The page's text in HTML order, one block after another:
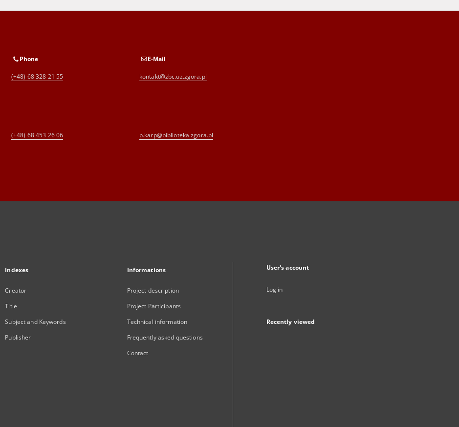
Phone
(+48) 68 328 21 55
E-Mail
kontakt@zbc.uz.zgora.pl
(+48) 68 453 26 06 p.karp@biblioteka.zgora.pl
Indexes
Creator
Title
Subject and Keywords
Publisher
Informations
Project description
Project Participants
Technical information
Frequently asked questions
Contact
User's account
Log in
Recently viewed